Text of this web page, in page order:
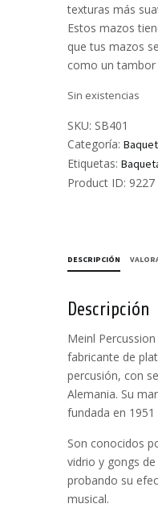
texturas más
Estos mazos
que tus mazos
como un tambor
Sin existencias
SKU: SB401
Categoría:
Etiquetas:
Product ID: 9227
DESCRIPCIÓN
Descripción
Meinl
fabricante de
percusión, con
Alemania. Su
fundada en
Son conocidos
vidrio y gongs
probando su
musical.